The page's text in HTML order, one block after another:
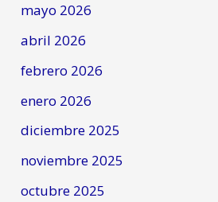
mayo 2026
abril 2026
febrero 2026
enero 2026
diciembre 2025
noviembre 2025
octubre 2025